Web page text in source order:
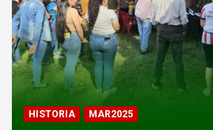
HISTORIA MAR2025